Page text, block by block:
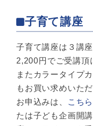
子育て講座
子育て講座は３講
2,200円でご受講頂
またカラータイプ
もお買い求めいただ
お申込みは、
こち
たは子ども企画開